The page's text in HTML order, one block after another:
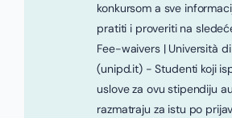
konkursom a sve
pratiti i proveriti na
Fee-waivers | Università
(unipd.it) - Studenti koji
uslove za ovu stipendiju
razmatraju za istu po